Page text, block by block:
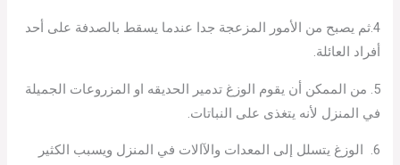
4.ثم يصبح من الأمور المزعجة جدا عندما يسقط بالصدفة على أحد
أفراد العائلة.
5. من الممكن أن يقوم الوزغ تدمير الحديقه او المزروعات الجميلة
في المنزل لأنه يتغذى على النباتات.
6. الوزغ يتسلل إلى المعدات والآالات في المنزل ويسبب الكثير